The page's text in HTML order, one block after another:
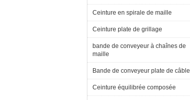
Ceinture en spirale de maille
Ceinture plate de grillage
bande de conveyeur à chaînes de
maille
Bande de conveyeur plate de câble
Ceinture équilibrée composée